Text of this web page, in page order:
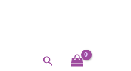
Buscar